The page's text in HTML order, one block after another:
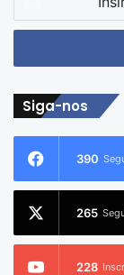
seu
de
Siga-nos
390
265
228